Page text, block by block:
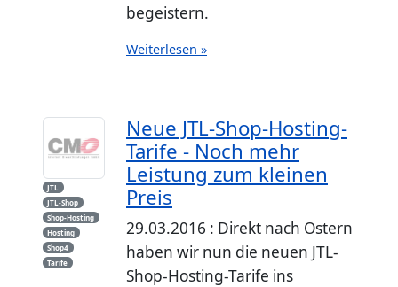
begeistern.
Weiterlesen »
JTL
JTL-Shop
Shop-Hosting
Hosting
Shop4
Tarife
Neue JTL-Shop-Hosting-
Tarife - Noch mehr
Leistung zum kleinen
Preis
29.03.2016 : Direkt nach Ostern
haben wir nun die neuen JTL-
Shop-Hosting-Tarife ins